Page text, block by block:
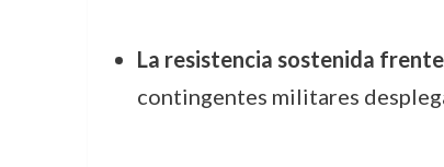
La resistencia sostenida
contingentes militares